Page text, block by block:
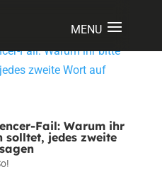
Fail: Warum ihr
jedes zweite